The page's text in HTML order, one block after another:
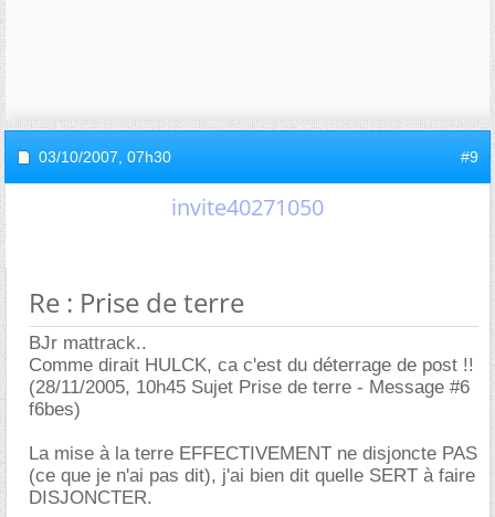
03/10/2007, 07h30 #9
invite40271050
Re : Prise de terre
BJr mattrack..
Comme dirait HULCK, ca c'est du déterrage de post !!
(28/11/2005, 10h45 Sujet Prise de terre - Message #6
f6bes)
La mise à la terre EFFECTIVEMENT ne disjoncte PAS
(ce que je n'ai pas dit), j'ai bien dit quelle SERT à faire
DISJONCTER.